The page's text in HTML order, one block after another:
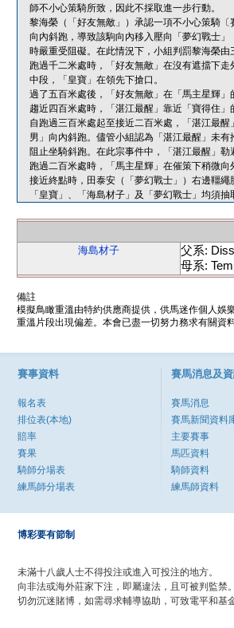
師不小心策騎所致，因此不採取進一步行動。
黎海榮（「好友無敵」）承認一項不小心策騎
向內斜跑，導致該駒向內移入壓向「夢幻戰士
時嚴重受阻礙。在此情況下，小組判罰黎海榮
跑過千二米處時，「好友無敵」在沒有遮擋下走
中段，「皇寶」在領先下搶口。
過了五百米處後，「好友無敵」在「馬主星輝
趨近四百米處時，「湛江最醒」靠近「寶得住」
自跑過三百米處起至接近二百米處，「湛江最
男」向內斜跑。儘管小組認為「湛江最醒」未
阻止坐騎斜跑。在此宗事件中，「湛江最醒」
跑過二百米處時，「馬主星輝」在催策下稍微
接近終點時，田泰安（「夢幻戰士」）右邊韁繩
「皇寶」、「海島材子」及「夢幻戰士」均須抽
海島材子
父系:
母系:
備註
模擬鳥瞰重溫由特約供應商提供，供馬迷作個人娛
重溫片段出現偏差。本會已盡一切努力務求有關資
賽事資料
報名表
排位表(本地)
賠率
賽果
騎師分場表
練馬師分場表
賽馬消息及
賽馬消息
賽馬新聞資料
主要賽事
馬匹資料
騎師資料
練馬師資料
博彩要有節制
未滿十八歲人士不得投注或進入可投注的地方。
向非法或海外莊家下注，即屬違法，且可被判監禁。
切勿沉迷賭博，如需尋求輔導協助，可致電平和基